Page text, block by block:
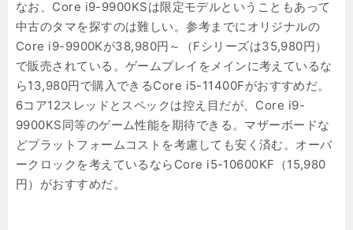
なお、Core i9-9900KSは限定モデルということもあって
中古のタマを探すのは難しい。参考までにオリジナルの
Core i9-9900Kが38,980円～（Fシリーズは35,980円）
で販売されている。ゲームプレイをメインに考えているな
ら13,980円で購入できるCore i5-11400Fがおすすめだ。
6コア12スレッドとスペックは控え目だが、Core i9-
9900KS同等のゲーム性能を期待できる。マザーボードな
どプラットフォームコストを考慮しても安く済む。オーバ
ークロックを考えているならCore i5-10600KF（15,980
円）がおすすめだ。